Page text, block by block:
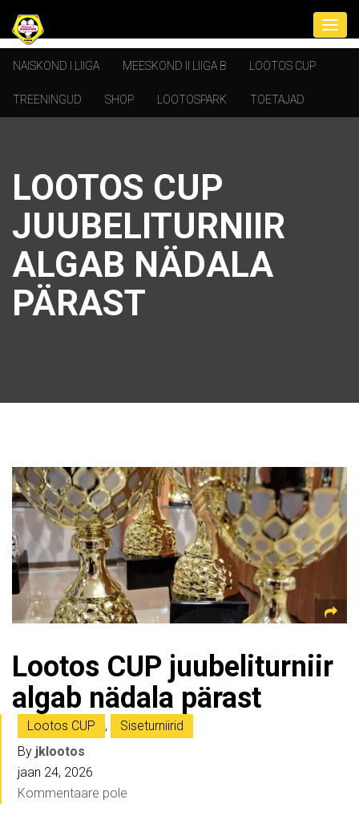
NAISKOND I LIIGA MEESKOND II LIIGA B LOOTOS CUP
TREENINGUD SHOP LOOTOSPARK TOETAJAD
LOOTOS CUP
JUUBELITURNIIR
ALGAB NÄDALA
PÄRAST
Lootos CUP juubeliturniir
algab nädala pärast
Lootos CUP ,
Siseturniirid
By jklootos
jaan 24, 2026
Kommentaare pole